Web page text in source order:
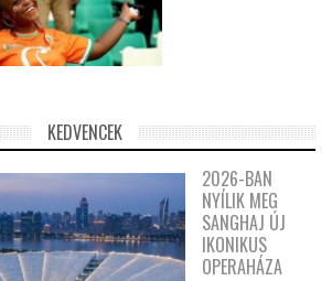
KEDVENCEK
2026-BAN
NYÍLIK MEG
SANGHAJ ÚJ
IKONIKUS
OPERAHÁZA